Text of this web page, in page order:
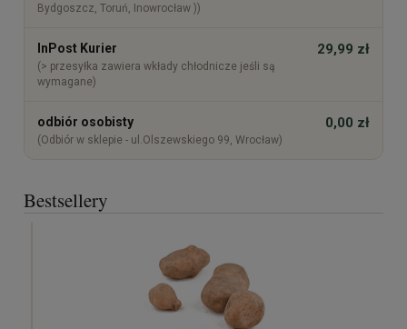
Bydgoszcz, Toruń, Inowrocław ))
InPost Kurier
(> przesyłka zawiera wkłady chłodnicze jeśli są
wymagane)
29,99 zł
odbiór osobisty
(Odbiór w sklepie - ul.Olszewskiego 99, Wrocław)
0,00 zł
Bestsellery